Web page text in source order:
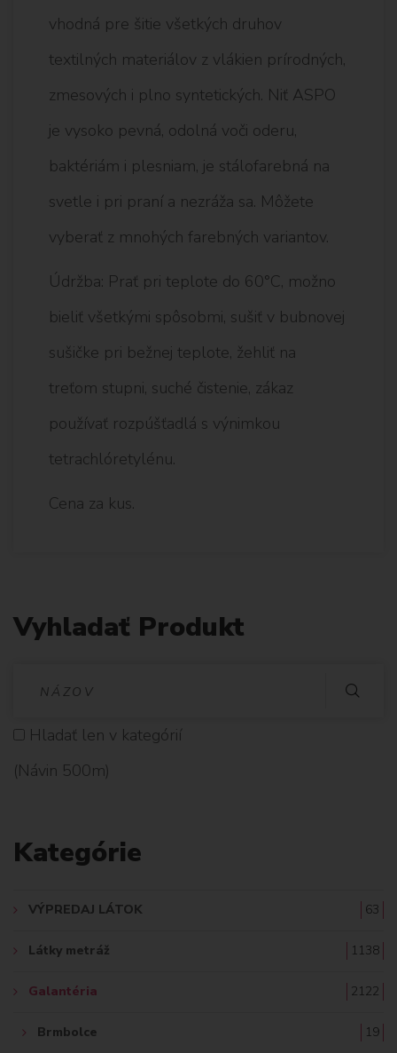
vhodná pre šitie všetkých druhov
textilných materiálov z vlákien prírodných,
zmesových i plno syntetických. Niť ASPO
je vysoko pevná, odolná voči oderu,
baktériám i plesniam, je stálofarebná na
svetle i pri praní a nezráža sa. Môžete
vyberať z mnohých farebných variantov.
Údržba: Prať pri teplote do 60°C, možno
bieliť všetkými spôsobmi, sušiť v bubnovej
sušičke pri bežnej teplote, žehliť na
treťom stupni, suché čistenie, zákaz
používať rozpúšťadlá s výnimkou
tetrachlóretylénu.
Cena za kus.
Vyhladať Produkt
D
Hladať len v kategórií
(Návin 500m)
Kategórie
VÝPREDAJ LÁTOK 63
Látky metráž 1138
Galantéria 2122
Brmbolce 19